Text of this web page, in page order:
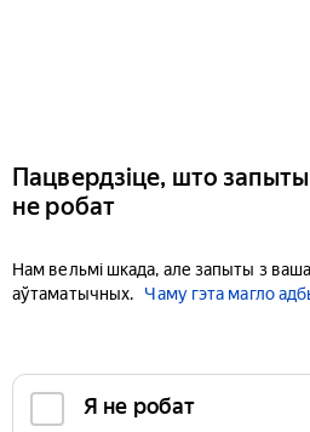
Пацвердзіце, што
не робат
Нам вельмі шкада, але запыты з
аўтаматычных.
Чаму гэта магло
Я не робат